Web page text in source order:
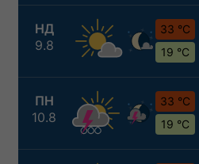
НД
9.8
33 °C
19 °C
ПН
10.8
33 °C
19 °C